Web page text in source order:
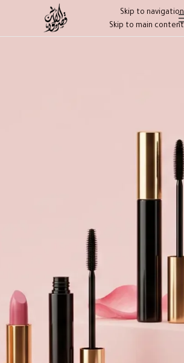
Skip to navigation
Skip to main content